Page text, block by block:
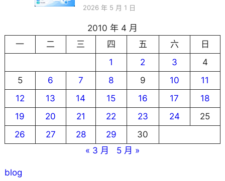
2026 年 5 月 1 日
2010 年 4 月
一
二 三 四 五 六
日
1
2 3
4
5
6 7 8 9 10
11
12
13 14 15 16 17
18
19
20 21 22 23 24
25
26
27 28 29
30
« 3 月
5 月 »
blog